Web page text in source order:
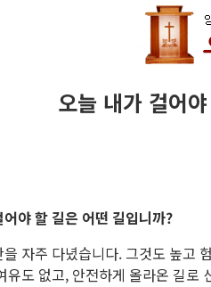
오늘 내가 걸어
야 할 길은 어떤 길입니까?
자주 다녔습니다. 그것도 높고
유도 없고, 안전하게 올라온 길로